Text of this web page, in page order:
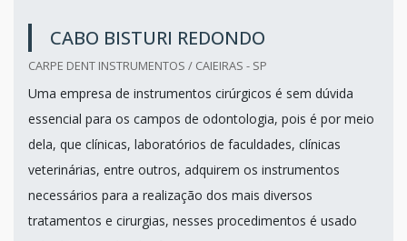
CABO BISTURI REDONDO
CARPE DENT INSTRUMENTOS / CAIEIRAS - SP
Uma empresa de instrumentos cirúrgicos é sem dúvida
essencial para os campos de odontologia, pois é por meio
dela, que clínicas, laboratórios de faculdades, clínicas
veterinárias, entre outros, adquirem os instrumentos
necessários para a realização dos mais diversos
tratamentos e cirurgias, nesses procedimentos é usado